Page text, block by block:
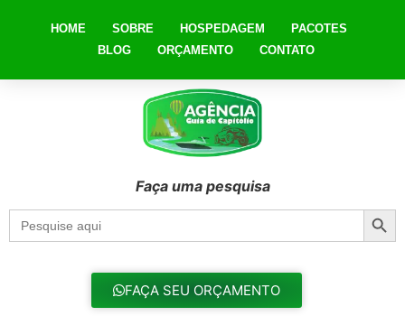
HOME SOBRE HOSPEDAGEM
PACOTES
BLOG
ORÇAMENTO CONTATO
Faça uma pesquisa
Search
for:
FAÇA SEU ORÇAMENTO